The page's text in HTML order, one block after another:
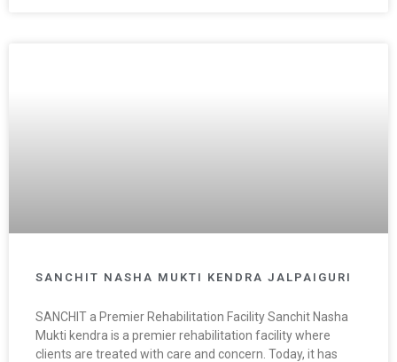
SANCHIT NASHA MUKTI KENDRA JALPAIGURI
SANCHIT a Premier Rehabilitation Facility Sanchit Nasha
Mukti kendra is a premier rehabilitation facility where
clients are treated with care and concern. Today, it has